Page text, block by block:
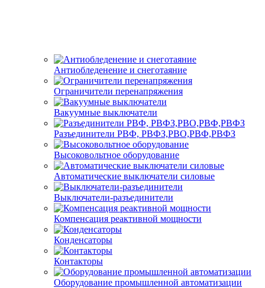
Антиобледенение и снеготаяние
Ограничители перенапряжения
Вакуумные выключатели
Разъединители РВФ, РВФЗ,РВО,РВФ,РВФЗ
Высоковольтное оборудование
Автоматические выключатели cиловые
Выключатели-разъединители
Компенсация реактивной мощности
Конденсаторы
Контакторы
Оборудование промышленной автоматизации